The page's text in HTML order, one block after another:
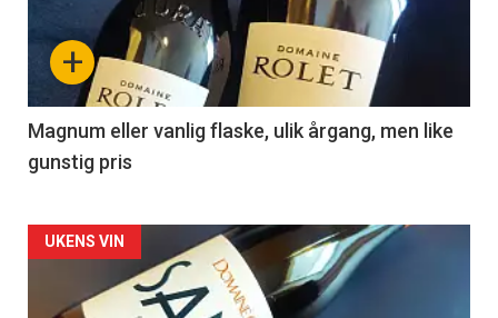
nå
3
+
Magnum eller vanlig flaske, ulik årgang, men like
gunstig pris
Forsiden
akkurat
UKENS VIN